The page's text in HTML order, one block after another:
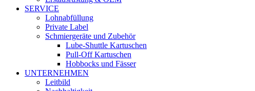
SERVICE
Lohnabfüllung
Private Label
Schmiergeräte und Zubehör
Lube-Shuttle Kartuschen
Pull-Off Kartuschen
Hobbocks und Fässer
UNTERNEHMEN
Leitbild